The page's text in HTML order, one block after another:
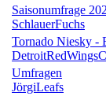
Saisonumfrage
SchlauerFuchs
Tornado Niesky -
Umfragen
JörgiLeafs